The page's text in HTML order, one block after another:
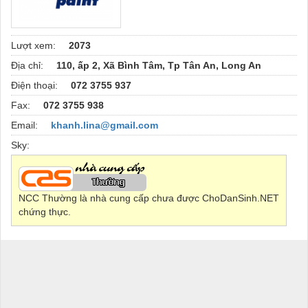
Lượt xem:
2073
Địa chỉ:
110, ấp 2, Xã Bình Tâm, Tp Tân An, Long An
Điện thoại:
072 3755 937
Fax:
072 3755 938
Email:
khanh.lina@gmail.com
Sky:
NCC Thường là nhà cung cấp chưa được ChoDanSinh.NET
chứng thực.